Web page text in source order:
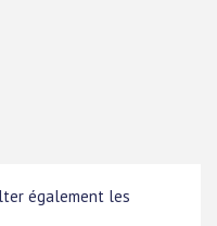
également les